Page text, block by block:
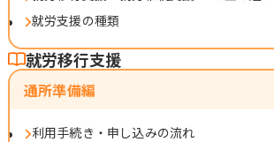
就労支援の種類
就労移行支援
通所準備編
利用手続き・申し込みの流れ